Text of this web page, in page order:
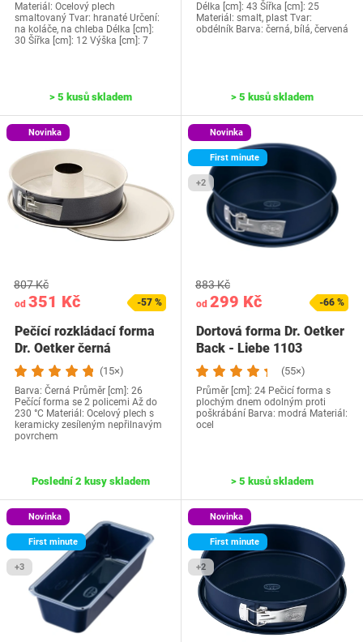
Materiál: Ocelový plech
smaltovaný Tvar: hranaté Určení:
na koláče, na chleba Délka [cm]:
30 Šířka [cm]: 12 Výška [cm]: 7
> 5 kusů skladem
Délka [cm]: 43 Šířka [cm]: 25
Materiál: smalt, plast Tvar:
obdélník Barva: černá, bílá, červená
> 5 kusů skladem
Novinka
od 351 Kč
807 Kč
-57 %
Pečící rozkládací forma
Dr. Oetker černá
(15×)
Barva: Černá Průměr [cm]: 26
Pečící forma se 2 policemi Až do
230 °C Materiál: Ocelový plech s
keramicky zesíleným nepřilnavým
povrchem
Poslední 2 kusy skladem
Novinka
First minute
+2
od 299 Kč
883 Kč
-66 %
Dortová forma Dr. Oetker
Back - Liebe 1103
(55×)
Průměr [cm]: 24 Pečicí forma s
plochým dnem odolným proti
poškrábání Barva: modrá Materiál:
ocel
> 5 kusů skladem
Novinka
First minute
+3
Novinka
First minute
+2